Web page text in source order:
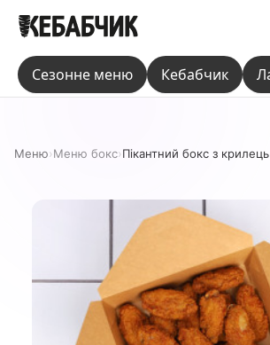
Сезонне меню Кебабчик
Пошук
Меню›Меню бокс›Пікантний бокс з